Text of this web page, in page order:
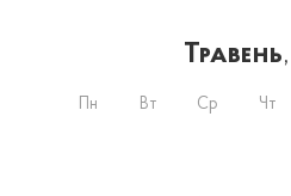
Травень
Пн Вт Ср Чт